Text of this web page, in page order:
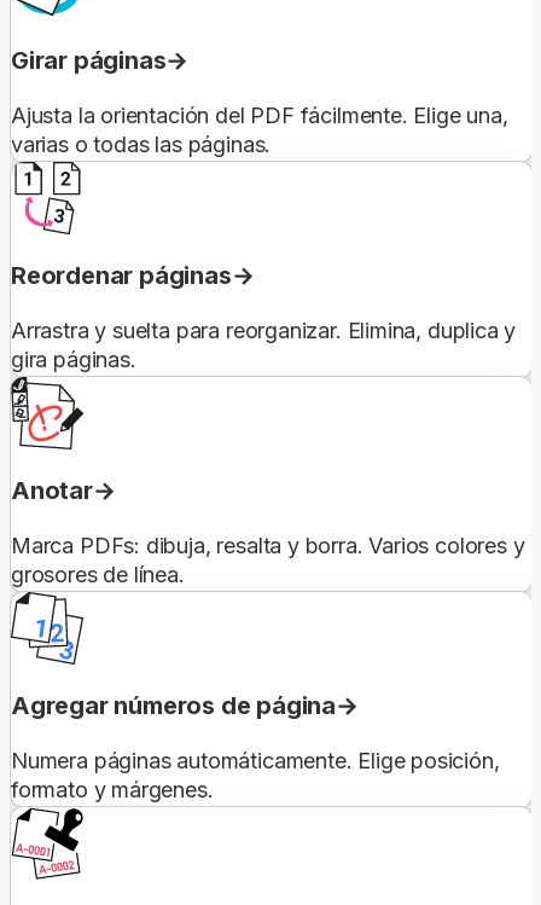
Girar páginas
Ajusta la orientación del PDF fácilmente. Elige una,
varias o todas las páginas.
Reordenar páginas
Arrastra y suelta para reorganizar. Elimina, duplica y
gira páginas.
Anotar
Marca PDFs: dibuja, resalta y borra. Varios colores y
grosores de línea.
Agregar números de página
Numera páginas automáticamente. Elige posición,
formato y márgenes.